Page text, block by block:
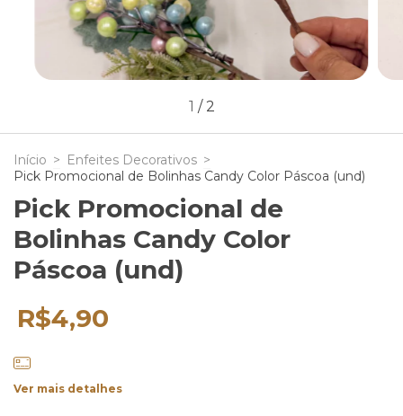
1 / 2
Início > Enfeites Decorativos >
Pick Promocional de Bolinhas Candy Color Páscoa (und)
Pick Promocional de
Bolinhas Candy Color
Páscoa (und)
R$4,90
Ver mais detalhes